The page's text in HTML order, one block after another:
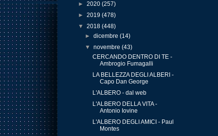
► 2020 (257)
► 2019 (478)
▼ 2018 (448)
►dicembre(14)
▼novembre(43)
CERCANDO DENTRO DI TE -
Ambrogio Fumagalli
LA BELLEZZA DEGLI ALBERI -
Capo Dan George
L'ALBERO - dal web
L'ALBERO DELLA VITA -
Antonio Iovine
L'ALBERO DEGLI AMICI - Paul
Montes